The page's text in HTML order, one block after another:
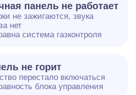
панель не работает
не зажигаются, звука
нет
система газконтроля
не горит
перестало включаться
блока управления